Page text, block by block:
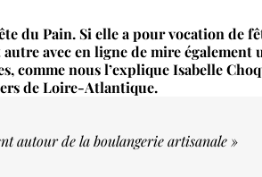
du Pain. Si elle a pour vocation de
avec en ligne de mire également
comme nous l’explique Isabelle
de Loire-Atlantique.
autour de la boulangerie artisanale »